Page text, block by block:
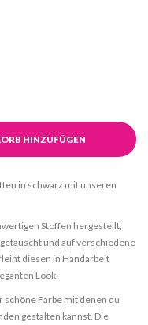
HINZUFÜGEN
in schwarz mit unseren
Stoffen hergestellt,
und auf verschiedene
diesen in Handarbeit
Look.
schöne Farbe mit denen du
gestalten kannst. Die